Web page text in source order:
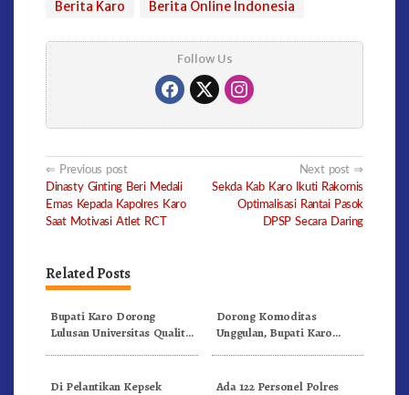
Berita Karo Berita Online Indonesia
Follow Us
Post
navigation
Previous post
Dinasty Ginting Beri Medali
Emas Kepada Kapolres Karo
Saat Motivasi Atlet RCT
Next post
Sekda Kab Karo Ikuti Rakornis
Optimalisasi Rantai Pasok
DPSP Secara Daring
Related Posts
Bupati Karo Dorong
Lulusan Universitas Quality
Dorong Komoditas
Unggulan, Bupati Karo
Di Pelantikan Kepsek
Ada 122 Personel Polres